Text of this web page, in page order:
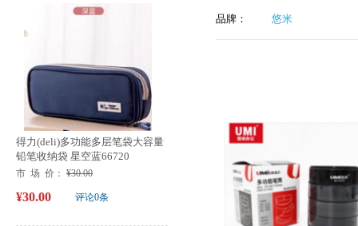
得力(deli)多功能多层笔袋大容量
铅笔收纳袋 星空蓝66720
市 场 价： ¥30.00
评论0条
¥30.00
品牌： 悠米